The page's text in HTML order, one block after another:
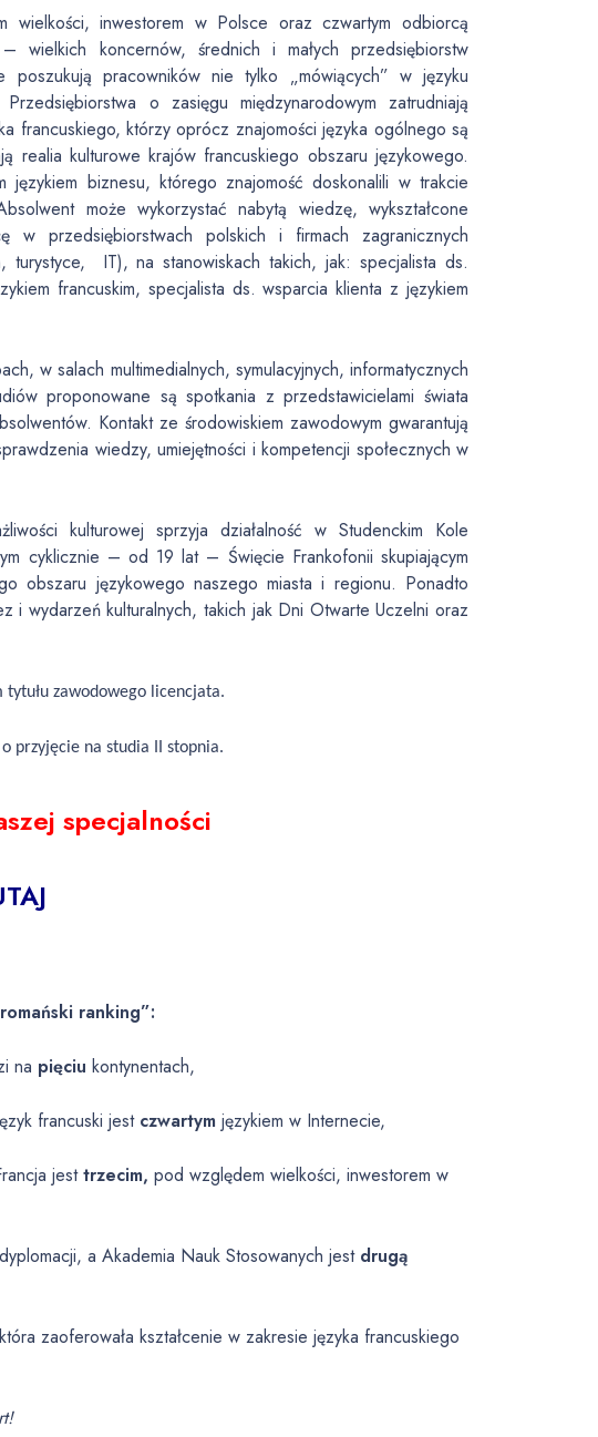
inwestorem w Polsce oraz czwartym odbiorcą
koncernów, średnich i małych przedsiębiorstw
pracowników nie tylko „mówiących” w języku
o zasięgu międzynarodowym zatrudniają
francuskiego, którzy oprócz znajomości języka ogólnego są
realia kulturowe krajów francuskiego obszaru językowego.
językiem biznesu, którego znajomość doskonalili w trakcie
może wykorzystać nabytą wiedzę, wykształcone
w przedsiębiorstwach polskich i firmach zagranicznych
turystyce, IT), na stanowiskach takich, jak: specjalista ds.
francuskim, specjalista ds. wsparcia klienta z językiem
w salach multimedialnych, symulacyjnych, informatycznych
proponowane są spotkania z przedstawicielami świata
Kontakt ze środowiskiem zawodowym gwarantują
wiedzy, umiejętności i kompetencji społecznych w
kulturowej sprzyja działalność w Studenckim Kole
cyklicznie – od 19 lat – Święcie Frankofonii skupiającym
obszaru językowego naszego miasta i regionu. Ponadto
i wydarzeń kulturalnych, takich jak Dni Otwarte Uczelni oraz
tytułu zawodowego licencjata.
przyjęcie na studia II stopnia.
specjalności
ranking”:
na pięciukontynentach,
francuski jest czwartym językiem w Internecie,
jesttrzecim, pod względem wielkości, inwestorem w
a Akademia Nauk Stosowanych jest drugą
zaoferowała kształcenie w zakresie języka francuskiego